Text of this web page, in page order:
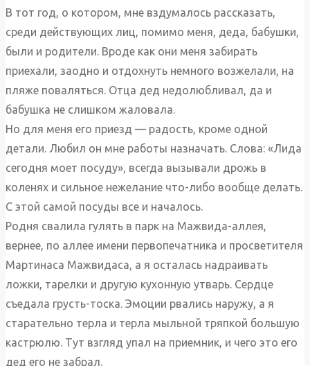
В тот год, о котором, мне вздумалось рассказать,
среди действующих лиц, помимо меня, деда, бабушки,
были и родители. Вроде как они меня забирать
приехали, заодно и отдохнуть немного возжелали, на
пляже поваляться. Отца дед недолюбливал, да и
бабушка не слишком жаловала.
Но для меня его приезд — радость, кроме одной
детали. Любил он мне работы назначать. Слова: «Лида
сегодня моет посуду», всегда вызывали дрожь в
коленях и сильное нежелание что-либо вообще делать.
С этой самой посуды все и началось.
Родня свалила гулять в парк на Мажвида-аллея,
вернее, по аллее имени первопечатника и просветителя
Мартинаса Мажвидаса, а я осталась надраивать
ложки, тарелки и другую кухонную утварь. Сердце
съедала грусть-тоска. Эмоции рвались наружу, а я
старательно терла и терла мыльной тряпкой большую
кастрюлю. Тут взгляд упал на приемник, и чего это его
дед его не забрал.